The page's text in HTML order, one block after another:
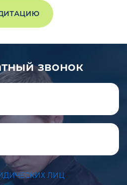
звонок
ЛИЦ